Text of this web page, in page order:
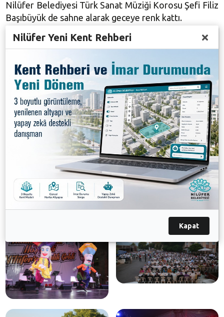
Nilüfer Belediyesi Türk Sanat Müziği Korosu Şefi Filiz
Başıbüyük de sahne alarak geceye renk kattı.
Başkan Bozbey iftarı Gölyazı’da açtı
Nilüfer Belediyesi tarafından kentin çeşitli
mahallelerinde düzenlenen iftar etkinlikleri
kapsamında Belediye Başkanı Mustafa Bozbey, iftarı
Gölyazı Mahallesi sakinleriyle birlikte açtı.
Vatandaşlarla iftar sofrasında bir araya gelen Bozbey,
Gölyazı Mahallesi sakinlerinin yaklaşan Kadir Gecesi’ni
ve Ramazan Bayramı’nı kutladı. Yemeğin ardından
Başkan Bozbey, Gölyazı Mahallesi Meydanı’nda
vatandaşlarla sohbet etti.
Nilüfer Yeni Kent Rehberi
Kapat